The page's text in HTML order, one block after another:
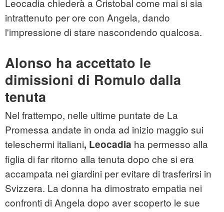
Leocadia chiederà a Cristobal come mai si sia
intrattenuto per ore con Angela, dando
l'impressione di stare nascondendo qualcosa.
Alonso ha accettato le
dimissioni di Romulo dalla
tenuta
Nel frattempo, nelle ultime puntate de La
Promessa andate in onda ad inizio maggio sui
teleschermi italiani, Leocadia ha permesso alla
figlia di far ritorno alla tenuta dopo che si era
accampata nei giardini per evitare di trasferirsi in
Svizzera. La donna ha dimostrato empatia nei
confronti di Angela dopo aver scoperto le sue